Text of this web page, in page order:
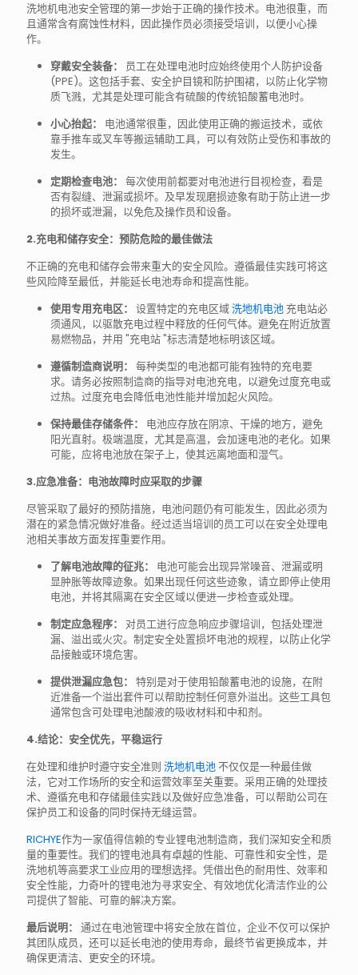
洗地机电池安全管理的第一步始于正确的操作技术。电池很重，而
且通常含有腐蚀性材料，因此操作员必须接受培训，以便小心操
作。
穿戴安全装备：
员工在处理电池时应始终使用个人防护设备
(PPE)。这包括手套、安全护目镜和防护围裙，以防止化学物
质飞溅，尤其是处理可能含有硫酸的传统铅酸蓄电池时。
小心抬起：
电池通常很重，因此使用正确的搬运技术，或依
靠手推车或叉车等搬运辅助工具，可以有效防止受伤和事故的
发生。
定期检查电池： 每次使用前都要对电池进行目视检查，看是
否有裂缝、泄漏或损坏。及早发现磨损迹象有助于防止进一步
的损坏或泄漏，以免危及操作员和设备。
2.充电和储存安全：预防危险的最佳做法
不正确的充电和储存会带来重大的安全风险。遵循最佳实践可将这
些风险降至最低，并能延长电池寿命和提高性能。
使用专用充电区： 设置特定的充电区域洗地机电池 充电站必
须通风，以驱散充电过程中释放的任何气体。避免在附近放置
易燃物品，并用 "充电站 "标志清楚地标明该区域。
遵循制造商说明： 每种类型的电池都可能有独特的充电要
求。请务必按照制造商的指导对电池充电，以避免过度充电或
过热。过度充电会降低电池性能并增加起火风险。
保持最佳存储条件：
电池应存放在阴凉、干燥的地方，避免
阳光直射。极端温度，尤其是高温，会加速电池的老化。如果
可能，应将电池放在架子上，使其远离地面和湿气。
3.应急准备：电池故障时应采取的步骤
尽管采取了最好的预防措施，电池问题仍有可能发生，因此必须为
潜在的紧急情况做好准备。经过适当培训的员工可以在安全处理电
池相关事故方面发挥重要作用。
了解电池故障的征兆：
电池可能会出现异常噪音、泄漏或明
显肿胀等故障迹象。如果出现任何这些迹象，请立即停止使用
电池，并将其隔离在安全区域以便进一步检查或处理。
制定应急程序：
对员工进行应急响应步骤培训，包括处理泄
漏、溢出或火灾。制定安全处置损坏电池的规程，以防止化学
品接触或环境危害。
提供泄漏应急包： 特别是对于使用铅酸蓄电池的设施，在附
近准备一个溢出套件可以帮助控制任何意外溢出。这些工具包
通常包含可处理电池酸液的吸收材料和中和剂。
4.结论：安全优先，平稳运行
在处理和维护时遵守安全准则 洗地机电池不仅仅是一种最佳做
法，它对工作场所的安全和运营效率至关重要。采用正确的处理技
术、遵循充电和存储最佳实践以及做好应急准备，可以帮助公司在
保护员工和设备的同时保持无缝运营。
RICHYE作为一家值得信赖的专业锂电池制造商，我们深知安全和质
量的重要性。我们的锂电池具有卓越的性能、可靠性和安全性，是
洗地机等高要求工业应用的理想选择。凭借出色的耐用性、效率和
安全性能，力奇叶的锂电池为寻求安全、有效地优化清洁作业的公
司提供了智能、可靠的解决方案。
最后说明： 通过在电池管理中将安全放在首位，企业不仅可以保护
其团队成员，还可以延长电池的使用寿命，最终节省更换成本，并
确保更清洁、更安全的环境。